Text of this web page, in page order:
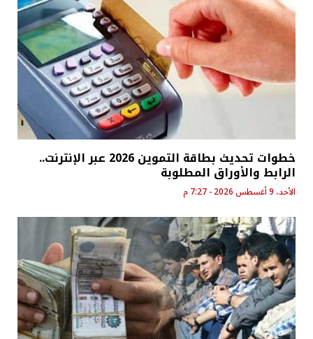
خطوات تحديث بطاقة التموين 2026 عبر الإنترنت..
الرابط والأوراق المطلوبة
الأحد، 9 أغسطس 2026 - 7:27 م